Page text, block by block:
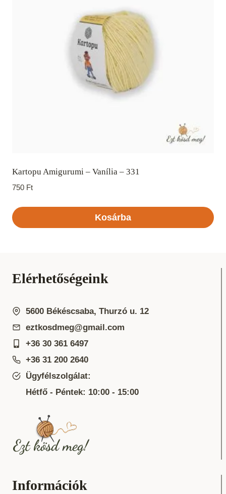
Kartopu Amigurumi – Vanília – 331
750 Ft
Kosárba
Elérhetőségeink
5600 Békéscsaba, Thurzó u. 12
eztkosdmeg@gmail.com
+36 30 361 6497
+36 31 200 2640
Ügyfélszolgálat:
Hétfő - Péntek: 10:00 - 15:00
Információk